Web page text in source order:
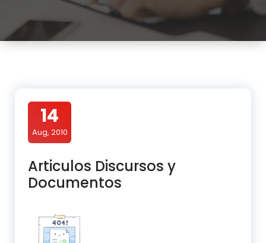
14
Aug, 2010
Articulos Discursos y
Documentos